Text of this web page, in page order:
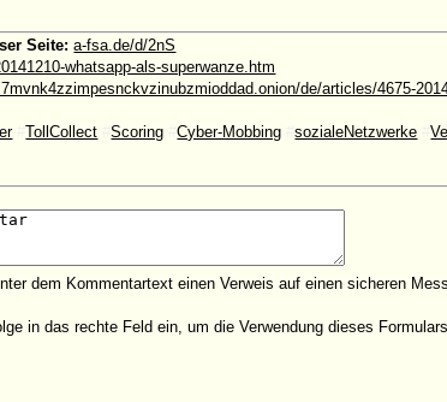
Seite: a-fsa.de/d/2nS
whatsapp-als-superwanze.htm
de/articles/4675-
#TollCollect #Scoring #Cyber-Mobbing #sozialeNetzwerke #
dem Kommentartext einen Verweis auf einen sicheren
in das rechte Feld ein, um die Verwendung dieses